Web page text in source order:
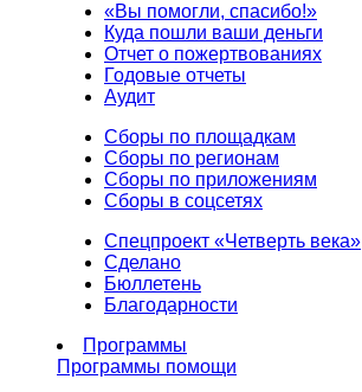
«Вы помогли, спасибо!»
Куда пошли ваши деньги
Отчет о пожертвованиях
Годовые отчеты
Аудит
Сборы по площадкам
Сборы по регионам
Сборы по приложениям
Сборы в соцсетях
Спецпроект «Четверть века»
Сделано
Бюллетень
Благодарности
Программы
Программы помощи